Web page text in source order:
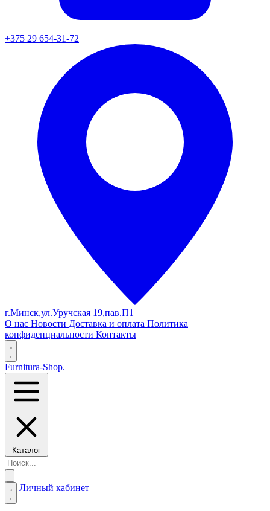
+375 29 654-31-72
г.Минск,ул.Уручская 19,пав.П1
О нас Новости Доставка и оплата Политика
конфиденциальности Контакты
Furnitura-Shop.
Каталог
Личный кабинет